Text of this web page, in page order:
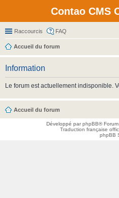
Contao CMS
Raccourcis FAQ
Accueil du forum
Information
Le forum est actuellement indisponible.
Accueil du forum
Développé parphpBB®
Traduction française
phpBB